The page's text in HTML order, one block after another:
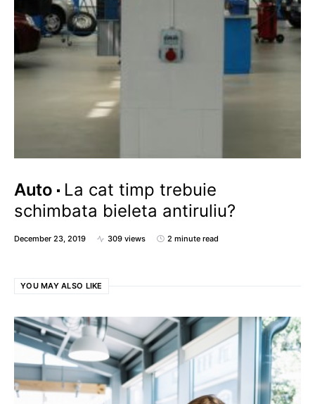
Auto
La cat timp trebuie
schimbata bieleta antiruliu?
December 23, 2019 309 views 2 minute read
YOU MAY ALSO LIKE